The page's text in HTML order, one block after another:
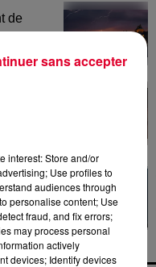
de
interest: Store and/or
Use profiles to
audiences through
personalise content; Use
fraud, and fix errors;
may process personal
actively
devices; Identify devices
sans accepter